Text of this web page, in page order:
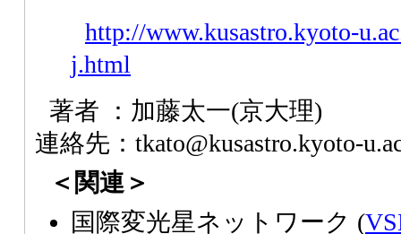
http://www.kusastro.kyoto-
j.html
著者 ：加藤太一(京大理)
連絡先：tkato@kusastro.kyoto-
＜関連＞
国際変光星ネットワーク (